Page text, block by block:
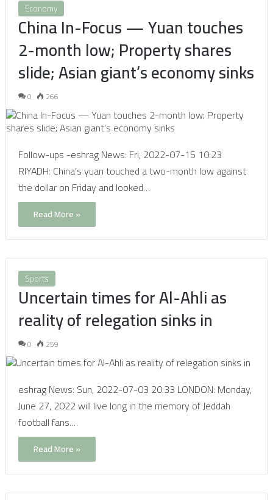
Economy
China In-Focus — Yuan touches
2-month low; Property shares
slide; Asian giant’s economy sinks
0 266
Follow-ups -eshrag News: Fri, 2022-07-15 10:23
RIYADH: China’s yuan touched a two-month low against
the dollar on Friday and looked…
Read More »
Sports
Uncertain times for Al-Ahli as
reality of relegation sinks in
0 259
eshrag News: Sun, 2022-07-03 20:33 LONDON: Monday,
June 27, 2022 will live long in the memory of Jeddah
football fans.…
Read More »